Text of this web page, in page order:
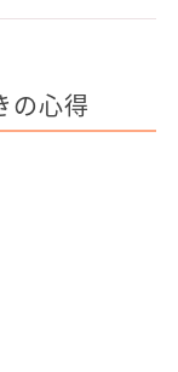
の心得